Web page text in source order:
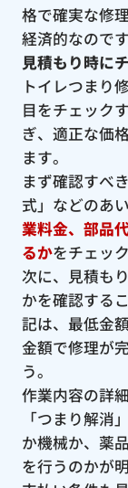
格で確実な修
経済的なのです
見積もり時に
トイレつまり
目をチェック
ぎ、適正な価
ます。
まず確認すべ
式」などのあ
業料金、部品
るかをチェッ
次に、見積も
かを確認する
記は、最低金
金額で修理が
う。
作業内容の詳
「つまり解消
か機械か、薬
を行うのかが